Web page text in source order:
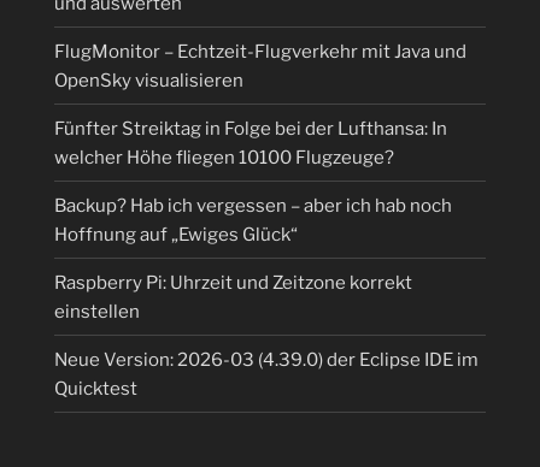
FlugMonitor – Echtzeit-Flugverkehr mit Java und
OpenSky visualisieren
Fünfter Streiktag in Folge bei der Lufthansa: In
welcher Höhe fliegen 10100 Flugzeuge?
Backup? Hab ich vergessen – aber ich hab noch
Hoffnung auf „Ewiges Glück“
Raspberry Pi: Uhrzeit und Zeitzone korrekt
einstellen
Neue Version: 2026-03 (4.39.0) der Eclipse IDE im
Quicktest